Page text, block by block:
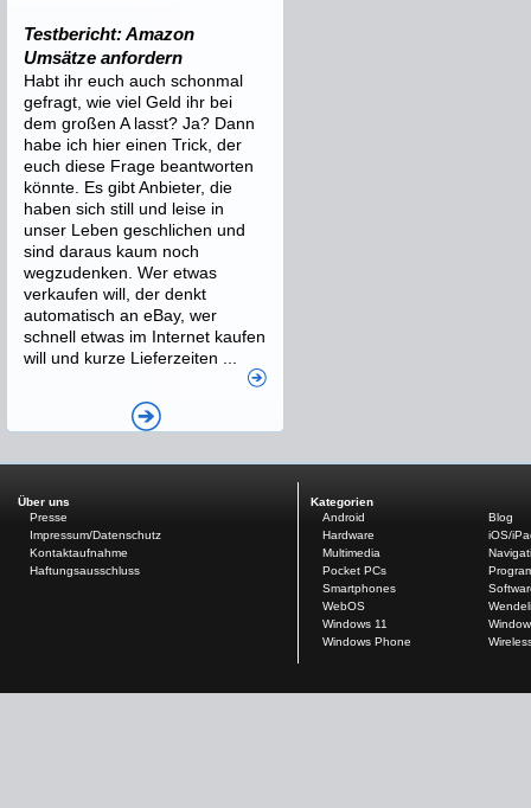
Testbericht: Amazon
Umsätze anfordern
Habt ihr euch auch schonmal
gefragt, wie viel Geld ihr bei
dem großen A lasst? Ja? Dann
habe ich hier einen Trick, der
euch diese Frage beantworten
könnte. Es gibt Anbieter, die
haben sich still und leise in
unser Leben geschlichen und
sind daraus kaum noch
wegzudenken. Wer etwas
verkaufen will, der denkt
automatisch an eBay, wer
schnell etwas im Internet kaufen
will und kurze Lieferzeiten ...
Über uns
Presse
Impressum/Datenschutz
Kontaktaufnahme
Haftungsausschluss
Kategorien
Android
Blog
Hardware
iOS/
Multimedia
Pocket PCs
Smartphones
WebOS
Windows 11
Windows Phone